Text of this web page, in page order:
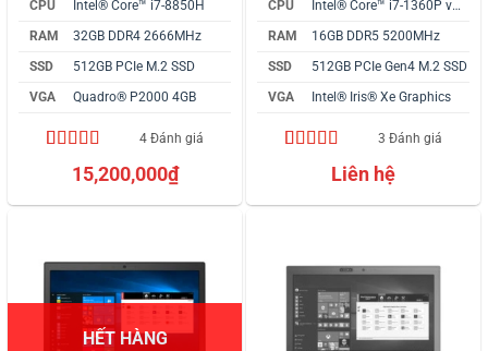
CPU
Intel® Core™ i7-8850H
RAM
32GB DDR4 2666MHz
SSD
512GB PCIe M.2 SSD
VGA
Quadro® P2000 4GB
4.25trên 5
dựa trên
4 Đánh giá
15,200,000₫
CPU
Intel® Core™ i7-1360P vPro
RAM
16GB DDR5 5200MHz
SSD
512GB PCIe Gen4 M.2 SSD
VGA
Intel® Iris® Xe Graphics
trên 5
dựa trên
3 Đánh giá
Liên hệ
HẾT HÀNG